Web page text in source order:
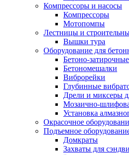
Компрессоры и насосы
Компрессоры
Мотопомпы
Лестницы и
Вышки тура
Оборудование для
Бетоно-
Бетономешалки
Виброрейки
Глубинные
Дрели и миксеры
Мозаично-
Установка
Окрасочное
Подъемное
Домкраты
Захваты для